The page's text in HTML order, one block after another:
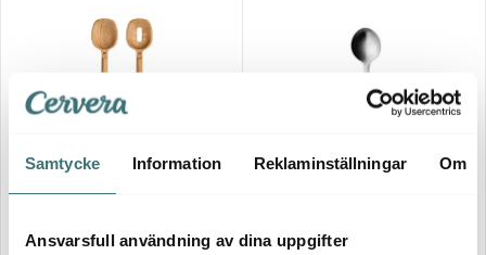
Samtycke Information Reklaminställningar Om
Ansvarsfull användning av dina uppgifter